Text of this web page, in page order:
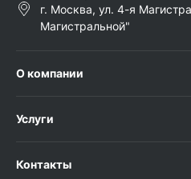
г. Москва, ул. 4-я
Магистральной"
О компании
Услуги
Контакты